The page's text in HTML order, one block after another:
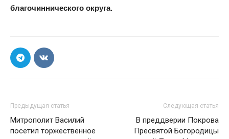
благочиннического округа.
Предыдущая статья
Митрополит Василий
посетил торжественное
Следующая статья
В преддверии Покрова
Пресвятой Богородицы